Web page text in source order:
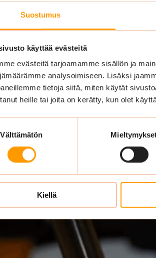
Suostumus
käyttää evästeitä
evästeitä tarjoamamme sisällön ja
analysoimiseen. Lisäksi
tietoja siitä, miten käytät
heille tai joita on kerätty, kun olet
Välttämätön
Kiellä